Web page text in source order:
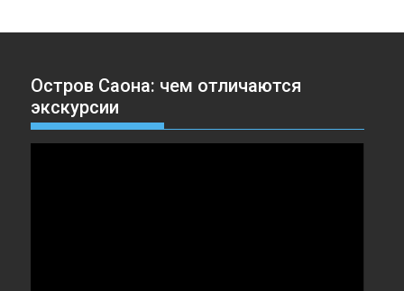
Остров Саона: чем отличаются
экскурсии